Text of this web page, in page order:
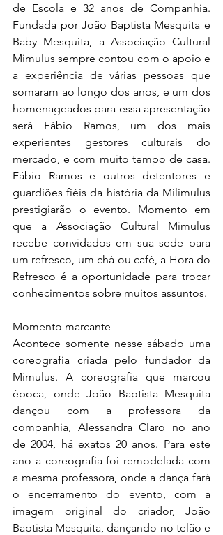
de Escola e 32 anos de Companhia.
Fundada por João Baptista Mesquita e
Baby Mesquita, a Associação Cultural
Mimulus sempre contou com o apoio e
a experiência de várias pessoas que
somaram ao longo dos anos, e um dos
homenageados para essa apresentação
será Fábio Ramos, um dos mais
experientes gestores culturais do
mercado, e com muito tempo de casa.
Fábio Ramos e outros detentores e
guardiões fiéis da história da Milimulus
prestigiarão o evento. Momento em
que a Associação Cultural Mimulus
recebe convidados em sua sede para
um refresco, um chá ou café, a Hora do
Refresco é a oportunidade para trocar
conhecimentos sobre muitos assuntos.
Momento marcante
Acontece somente nesse sábado uma
coreografia criada pelo fundador da
Mimulus. A coreografia que marcou
época, onde João Baptista Mesquita
dançou com a professora da
companhia, Alessandra Claro no ano
de 2004, há exatos 20 anos. Para este
ano a coreografia foi remodelada com
a mesma professora, onde a dança fará
o encerramento do evento, com a
imagem original do criador, João
Baptista Mesquita, dançando no telão e